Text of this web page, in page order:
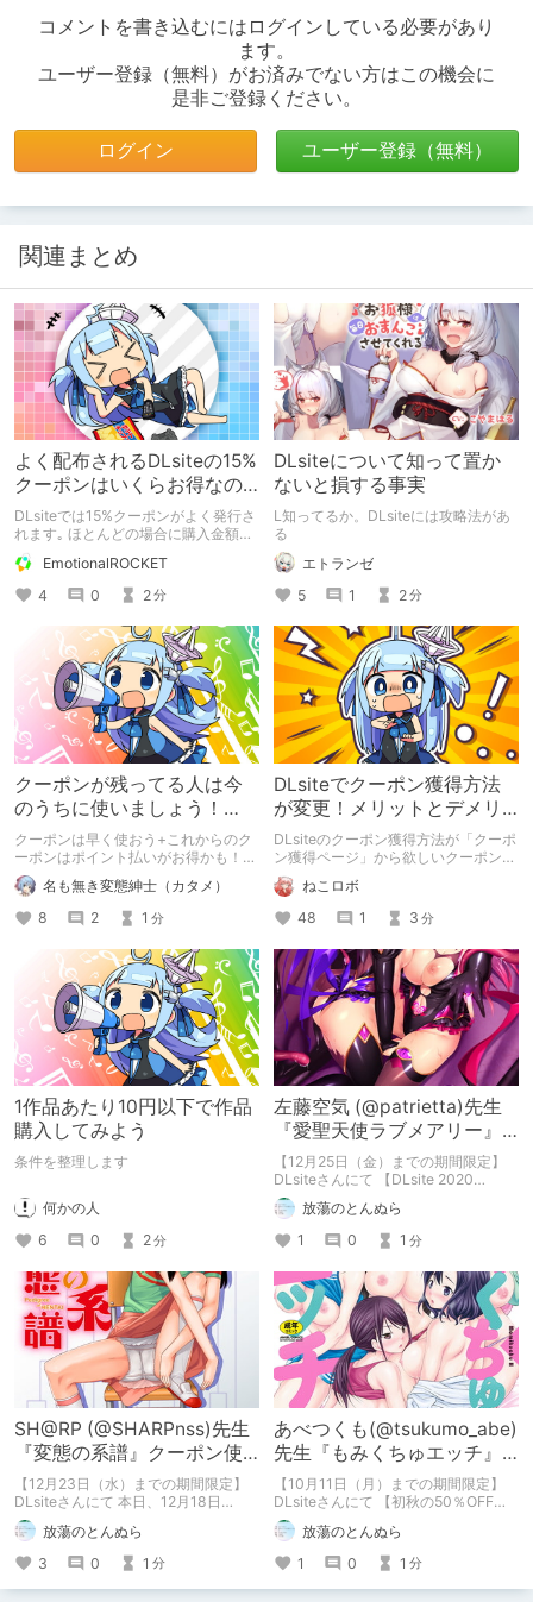
コメントを書き込むにはログインしている必要があり
ます。
ユーザー登録（無料）がお済みでない方はこの機会に
是非ご登録ください。
ログイン ユーザー登録（無料）
関連まとめ
よく配布されるDLsiteの15%
クーポンはいくらお得なの
か?
DLsiteでは15%クーポンがよく発行さ
れます｡ ほとんどの場合に購入金額の
下限が設けられているので､それに合
わせてまとめ買いしがちです｡ では､
15%クーポンで私達はどれくらい得を
しているのでしょうか? 買い物をする
際に便利な早見表を作ってみました｡
EmotionalROCKET
4
0 2分
DLsiteについて知って置か
ないと損する事実
L知ってるか。DLsiteには攻略法があ
る
エトランゼ
5
1 2分
クーポンが残ってる人は今
のうちに使いましょう！
【クーポン使用時の条件変
更間近】
クーポンは早く使おう+これからのク
ーポンはポイント払いがお得かも！
というお話です。 ※あくまで筆者の考
えであり、人によっては異なる場合が
あります。
名も無き変態紳士（カタメ）
8
2 1 分
DLsiteでクーポン獲得方法
が変更！メリットとデメリ
ットを解説
DLsiteのクーポン獲得方法が「クーポ
ン獲得ページ」から欲しいクーポンだ
けを手動で獲得する方式に変更されま
した 変更後のメリットとデメリット
について解説していきたいと思います
ねこロボ
48
1 3 分
1作品あたり10円以下で作品
購入してみよう
条件を整理します
何かの人
6
0 2分
左藤空気 (@patrietta)先生
『愛聖天使ラブメアリー』
クーポンで50%OFFキャンペ
ーン!
【12月25日（金）までの期間限定】
DLsiteさんにて 【DLsite 2020
selection】キャンペーン開催中!! 左藤
空気先生の単行本 『愛聖天使ラブメ
アリー ～悪性受胎～』も 販売価格
1,100円 → クーポン使用で50%OFFと
大変お求めやすくなっております!! ぜ
ひこの機会に お値打ちにお買い求め
ください!!
放蕩のとんぬら
1
0 1 分
SH@RP (@SHARPnss)先生
『変態の系譜』クーポン使
用で20％OFF!!
【12月23日（水）までの期間限定】
DLsiteさんにて 本日、12月18日
（金）より販売が開始された SH@RP
先生の 『変態の系譜』が クーポン使
用でなんと20％OFFで購入頂けます
クーポン使用には 【1円以上のマン
ガ・CG・イラスト有料作品を3作品以
放蕩のとんぬら
3
0 1 分
あべつくも(@tsukumo_abe)
先生『もみくちゅエッチ』
クーポンご使用で
50％OFF♥
【10月11日（月）までの期間限定】
DLsiteさんにて 【初秋の50％OFFク
ーポン】大好評配布中!!! あべつくも
先生の電子単行本 『もみくちゅエッ
チ』も 販売価格 1,100円 → クーポン
ご使用で50％OFFの 550円と 大変お
求めやすくなっております! ぜひこの
放蕩のとんぬら
1
0 1 分